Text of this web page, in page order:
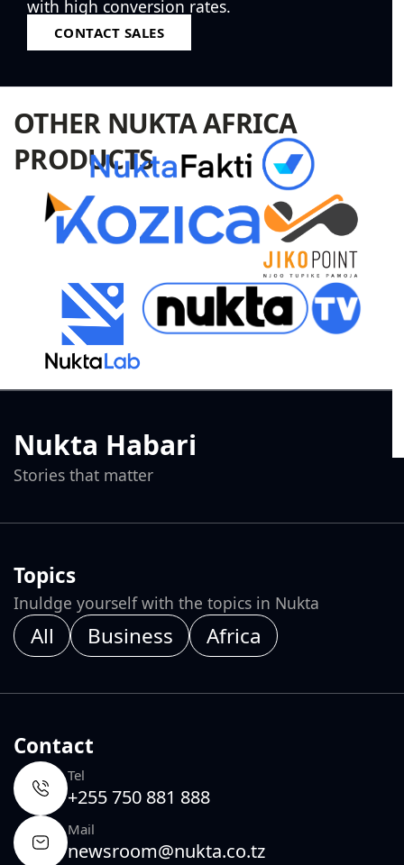
with high conversion rates.
CONTACT SALES
OTHER NUKTA AFRICA
PRODUCTS
Nukta Habari
Stories that matter
Topics
Inuldge yourself with the topics in Nukta
All Business Africa
Contact
Tel
+255 750 881 888
Mail
newsroom@nukta.co.tz